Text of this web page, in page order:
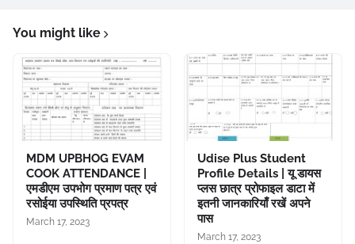
You might like
MDM UPBHOG EVAM
COOK ATTENDANCE |
एमडीएम उपभोग प्रमाण पत्र एवं
रसोईया उपस्थिति प्रपत्र
March 17, 2023
Udise Plus Student
Profile Details | यू डायस
प्लस छात्र प्रोफाइल डाटा में
इतनी जानकारियाँ रखें अपने
पास
March 17, 2023